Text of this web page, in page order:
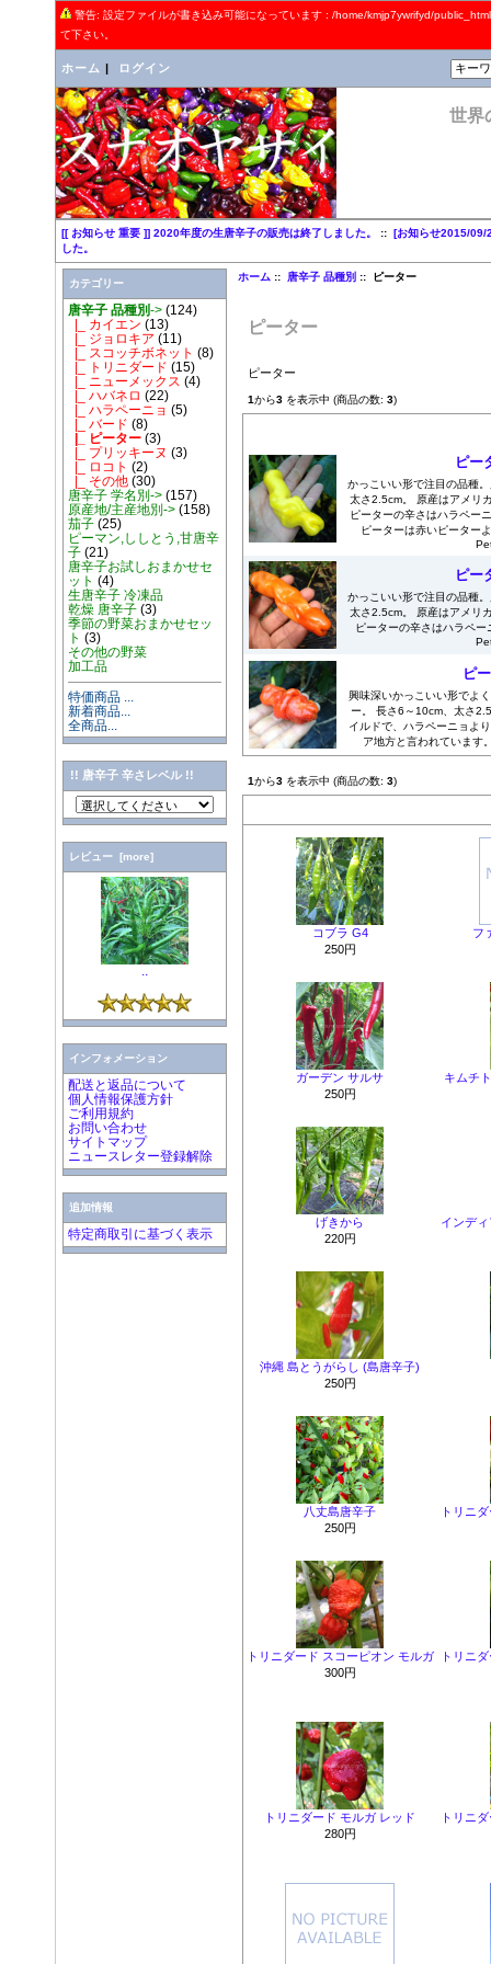
警告: 設定ファイルが書き込み可能になっています : /home/kmjp7ywrifyd/
て下さい。
ホーム | ログイン
世界
[[ お知らせ 重要 ]] 2020年度の生唐辛子の販売は終了しました。 ::[お知らせ2015/09/
した。
カテゴリー
唐辛子 品種別->(124)
|_ カイエン (13)
|_ ジョロキア (11)
|_ スコッチボネット (8)
|_ トリニダード (15)
|_ ニューメックス (4)
|_ ハバネロ (22)
|_ ハラペーニョ (5)
|_ バード (8)
|_ ピーター(3)
|_ プリッキーヌ (3)
|_ ロコト (2)
|_ その他(30)
唐辛子 学名別->(157)
原産地/主産地別->(158)
茄子(25)
ピーマン,ししとう,甘唐辛
子(21)
唐辛子お試しおまかせセ
ット (4)
生唐辛子 冷凍品
乾燥 唐辛子(3)
季節の野菜おまかせセッ
ト (3)
その他の野菜
加工品
特価商品 ...
新着商品...
全商品...
!! 唐辛子 辛さレベル !!
レビュー [more]
..
インフォメーション
配送と返品について
個人情報保護方針
ご利用規約
お問い合わせ
サイトマップ
ニュースレター登録解除
追加情報
特定商取引に基づく表示
ホーム :: 唐辛子 品種別 :: ピーター
ピーター
ピーター
1から3を表示中 (商品の数: 3)
ピー
かっこいい形で注目の品種
太さ2.5cm。 原産はアメリ
ピーターの辛さはハラペー
ピーターは赤いピーター
ピー
かっこいい形で注目の品種
太さ2.5cm。 原産はアメリ
ピーターの辛さはハラペ
ピ
興味深いかっこいい形でよ
ー。 長さ6～10cm、太さ
イルドで、ハラペーニョよ
ア地方と言われています
1から3を表示中 (商品の数: 3)
コブラ G4
250円
フ
ガーデン サルサ
250円
キムチ
げきから
220円
インデ
沖縄 島とうがらし (島唐辛子)
250円
八丈島唐辛子
250円
トリニ
トリニダード スコーピオン モルガ
300円
トリニ
トリニダード モルガ レッド
280円
トリニ